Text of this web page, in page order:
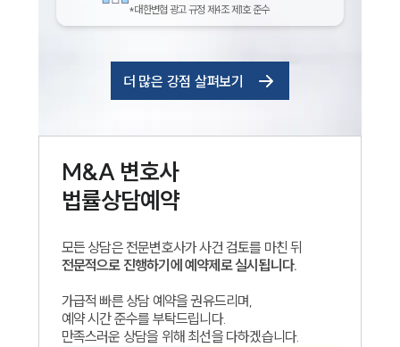
*대한변협 광고 규정 제4조 제1호 준수
더 많은 강점 살펴보기
M&A변호사
법률상담예약
모든 상담은 전문변호사가 사건 검토를 마친 뒤
전문적으로 진행하기에 예약제로 실시됩니다.
가급적 빠른 상담 예약을 권유드리며,
예약 시간 준수를 부탁드립니다.
만족스러운 상담을 위해 최선을 다하겠습니다.